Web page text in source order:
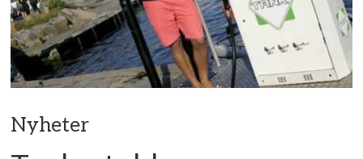
Nyheter